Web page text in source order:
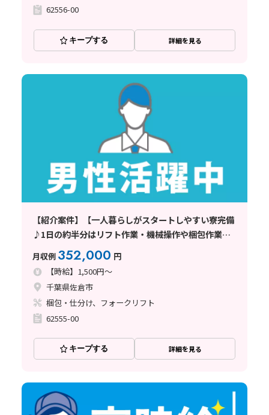
62556-00
キープする 詳細を見る
【紹介案件】【一人暮らしがスタートしやすい寮完備
♪1日の約半分はリフト作業・機械操作や梱包作業も
あり】時給1500円/2交替/千葉県佐倉市/シフト休み
月収例 352,000 円
【時給】1,500円～
千葉県佐倉市
梱包・仕分け、フォークリフト
62555-00
キープする 詳細を見る